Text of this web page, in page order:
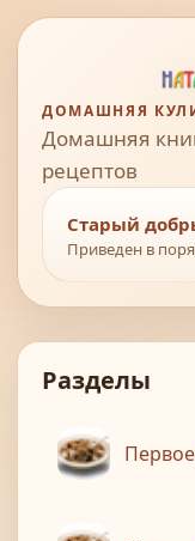
ДОМАШНЯЯ
Домашняя
рецептов
Старый
Приведен в
Разделы